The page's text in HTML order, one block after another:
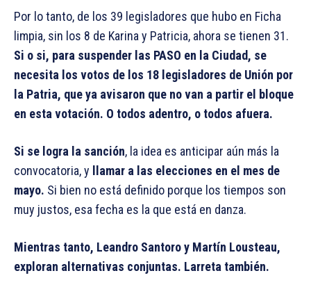
Por lo tanto, de los 39 legisladores que hubo en Ficha
limpia, sin los 8 de Karina y Patricia, ahora se tienen 31.
Si o si, para suspender las PASO en la Ciudad, se
necesita los votos de los 18 legisladores de Unión por
la Patria, que ya avisaron que no van a partir el bloque
en esta votación. O todos adentro, o todos afuera.
Si se logra la sanción, la idea es anticipar aún más la
convocatoria, y
llamar a las elecciones en el mes de
mayo. Si bien no está definido porque los tiempos son
muy justos, esa fecha es la que está en danza.
Mientras tanto, Leandro Santoro y Martín Lousteau,
exploran alternativas conjuntas. Larreta también.